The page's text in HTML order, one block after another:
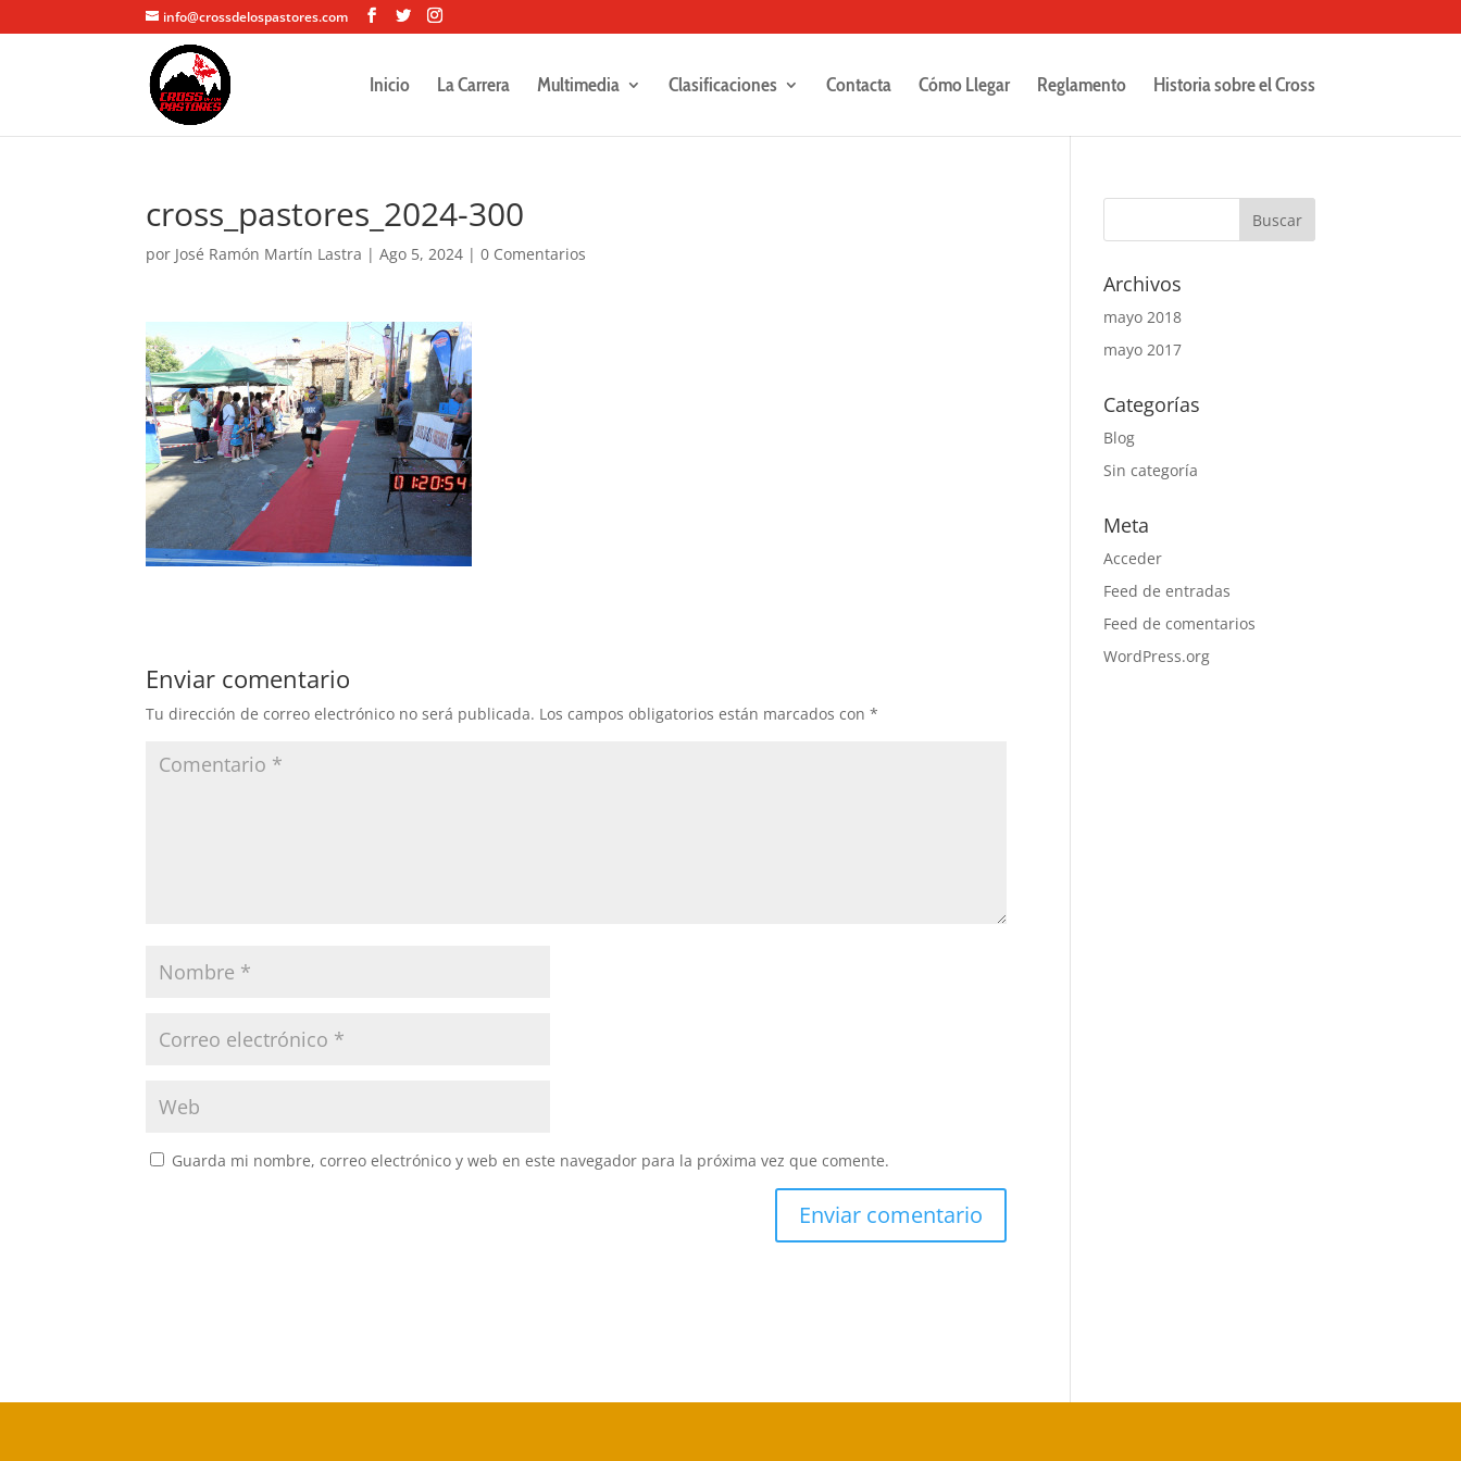
info@crossdelospastores.com
Inicio La Carrera Multimedia Clasificaciones Contacta Cómo Llegar Reglamento Historia sobre el Cross
cross_pastores_2024-300
por José Ramón Martín Lastra |Ago 5, 2024 |0 Comentarios
Enviar comentario
Tu dirección de correo electrónico no será publicada. Los campos obligatorios están marcados con*
Guarda mi nombre, correo electrónico y web en este navegador para la próxima vez que comente.
Archivos
mayo 2018
mayo 2017
Categorías
Blog
Sin categoría
Meta
Acceder
Feed de entradas
Feed de comentarios
WordPress.org